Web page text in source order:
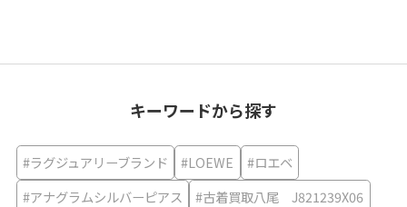
キーワードから探す
#ラグジュアリーブランド #LOEWE
#ロエベ
#アナグラムシルバーピアス
#古着買取八尾 J821239X06